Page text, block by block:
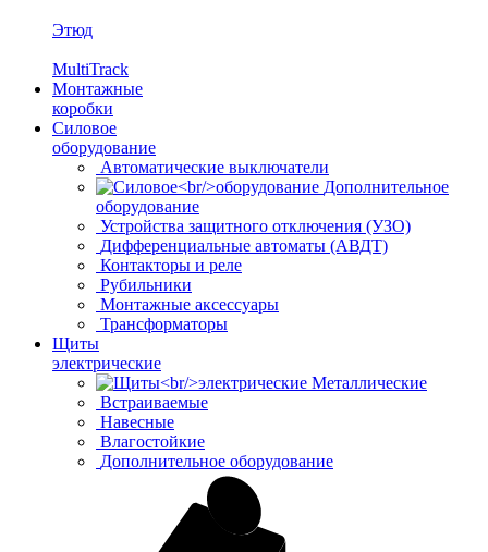
Этюд
MultiTrack
Монтажные
коробки
Силовое
оборудование
Автоматические выключатели
Дополнительное
оборудование
Устройства защитного отключения (УЗО)
Дифференциальные автоматы (АВДТ)
Контакторы и реле
Рубильники
Монтажные аксессуары
Трансформаторы
Щиты
электрические
Металлические
Встраиваемые
Навесные
Влагостойкие
Дополнительное оборудование